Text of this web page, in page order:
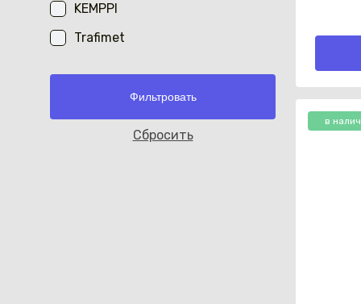
KEMPPI
Trafimet
Cбросить
в